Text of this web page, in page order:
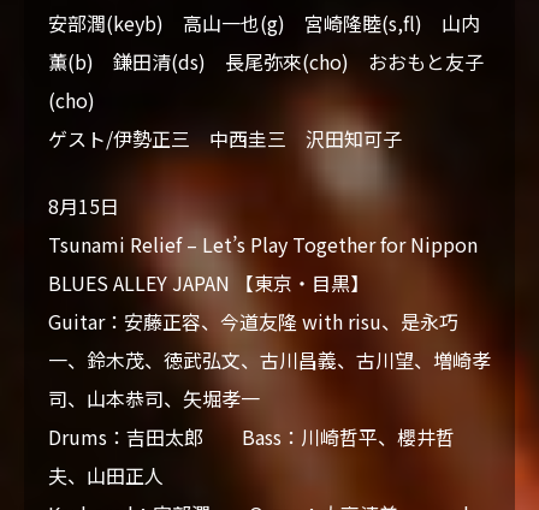
安部潤(keyb) 高山一也(g) 宮崎隆睦(s,fl) 山内
薫(b) 鎌田清(ds) 長尾弥來(cho) おおもと友子
(cho)
ゲスト/伊勢正三 中西圭三 沢田知可子
8月15日
Tsunami Relief – Let’s Play Together for Nippon
BLUES ALLEY JAPAN 【東京・目黒】
Guitar：安藤正容、今道友隆 with risu、是永巧
一、鈴木茂、徳武弘文、古川昌義、古川望、増崎孝
司、山本恭司、矢堀孝一
Drums：吉田太郎 Bass：川崎哲平、櫻井哲
夫、山田正人